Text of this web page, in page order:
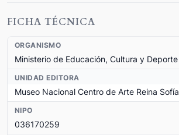
FICHA TÉCNICA
ORGANISMO
Ministerio de Educación, Cultura y Deporte
UNIDAD EDITORA
Museo Nacional Centro de Arte Reina Sofía
NIPO
036170259